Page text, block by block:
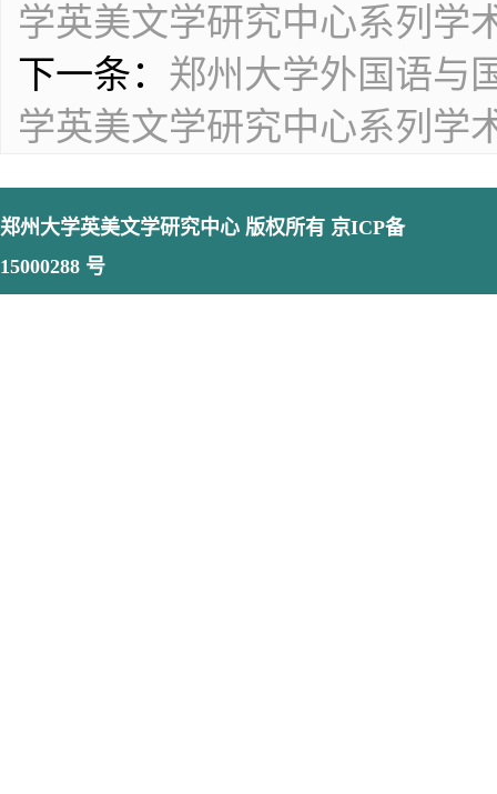
学英美文学研究中心系列学
下一条： 郑州大学外国语与
学英美文学研究中心系列学
郑州大学英美文学研究中心 版权所有 京ICP备
15000288 号